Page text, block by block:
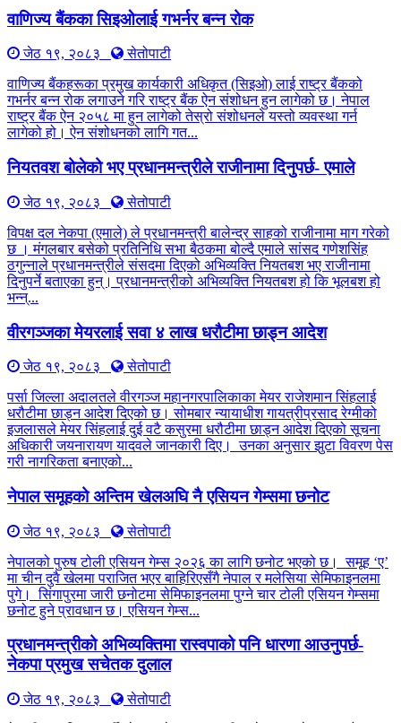
वाणिज्य बैंकका सिइओलाई गभर्नर बन्न रोक
जेठ १९, २०८३
सेतोपाटी
वाणिज्य बैंकहरूका प्रमुख कार्यकारी अधिकृत (सिइओ) लाई राष्ट्र बैंकको
गभर्नर बन्न रोक लगाउने गरि राष्ट्र बैंक ऐन संशोधन हुन लागेको छ। नेपाल
राष्ट्र बैंक ऐन २०५८ मा हुन लागेको तेस्रो संशोधनले यस्तो व्यवस्था गर्न
लागेको हो। ऐन संशोधनको लागि गत...
नियतवश बोलेको भए प्रधानमन्त्रीले राजीनामा दिनुपर्छ- एमाले
जेठ १९, २०८३
सेतोपाटी
विपक्ष दल नेकपा (एमाले) ले प्रधानमन्त्री बालेन्द्र साहको राजीनामा माग गरेको
छ । मंगलबार बसेको प्रतिनिधि सभा बैठकमा बोल्दै एमाले सांसद गणेशसिंह
ठगुन्नाले प्रधानमन्त्रीले संसदमा दिएको अभिव्यक्ति नियतबश भए राजीनामा
दिनुपर्ने बताएका हुन्। प्रधानमन्त्रीको अभिव्यक्ति नियतबश हो कि भूलबश हो
भन्न्...
वीरगञ्जका मेयरलाई सवा ४ लाख धरौटीमा छाड्न आदेश
जेठ १९, २०८३
सेतोपाटी
पर्सा जिल्ला अदालतले वीरगञ्ज महानगरपालिकाका मेयर राजेशमान सिंहलाई
धरौटीमा छाड्न आदेश दिएको छ। सोमबार न्यायाधीश गायत्रीप्रसाद रेग्मीको
इजलासले मेयर सिंहलाई दुई वटै कसुरमा धरौटीमा छाड्न आदेश दिएको सूचना
अधिकारी जयनारायण यादवले जानकारी दिए। उनका अनुसार झुटा विवरण पेस
गरी नागरिकता बनाएको...
नेपाल समूहको अन्तिम खेलअघि नै एसियन गेम्समा छनोट
जेठ १९, २०८३
सेतोपाटी
नेपालको पुरुष टोली एसियन गेम्स २०२६ का लागि छनोट भएको छ। समूह ‘ए’
मा चीन दुवै खेलमा पराजित भएर बाहिरिएसँगै नेपाल र मलेसिया सेमिफाइनलमा
पुगे। सिंगापुरमा जारी छनोटमा सेमिफाइनलमा पुग्ने चार टोली एसियन गेम्समा
छनोट हुने प्रावधान छ। एसियन गेम्स...
प्रधानमन्त्रीको अभिव्यक्तिमा रास्वपाको पनि धारणा आउनुपर्छ-
नेकपा प्रमुख सचेतक दुलाल
जेठ १९, २०८३
सेतोपाटी